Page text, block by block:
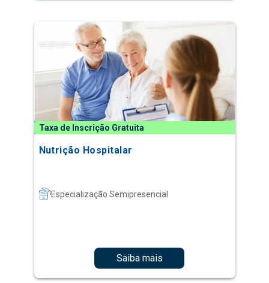
Taxa de Inscrição Gratuita
Nutrição Hospitalar
Especialização Semipresencial
Saiba mais